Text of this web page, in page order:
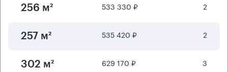
256 м² 533 330 ₽ 2
257 м² 535 420 ₽ 2
302 м² 629 170 ₽ 3